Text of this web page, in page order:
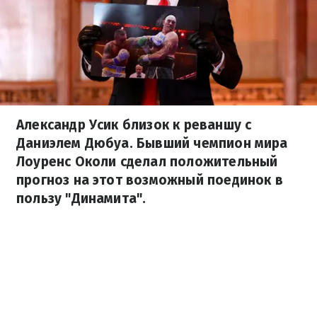
Александр Усик близок к реваншу с
Даниэлем Дюбуа. Бывший чемпион мира
Лоуренс Околи сделал положительный
прогноз на этот возможный поединок в
пользу "Динамита".